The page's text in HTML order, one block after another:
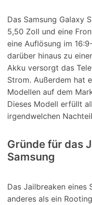
Das Samsung Galaxy
5,50 Zoll und eine
eine Auflösung im
darüber hinaus zu
Akku versorgt das
Strom. Außerdem hat
Modellen auf dem
Dieses Modell erfüllt
irgendwelchen
Gründe für das
Samsung
Das Jailbreaken eines
anderes als ein